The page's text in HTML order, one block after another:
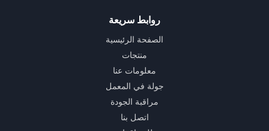
روابط سريعة
الصفحة الرئيسية
منتجات
معلومات عنا
جولة في المعمل
مراقبة الجودة
اتصل بنا